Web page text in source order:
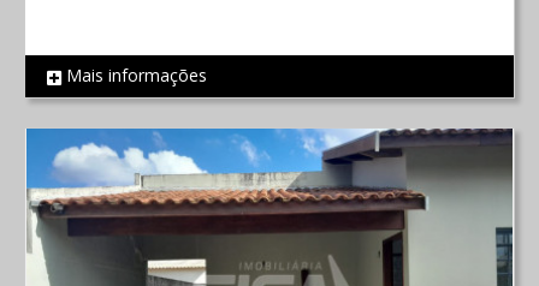
REF 2026
Mais informações